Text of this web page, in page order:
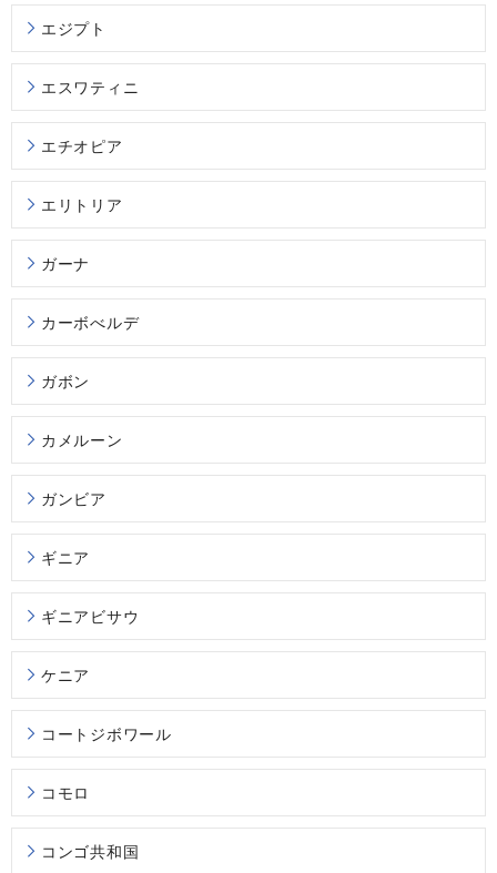
エジプト
エスワティニ
エチオピア
エリトリア
ガーナ
カーボべルデ
ガボン
カメルーン
ガンビア
ギニア
ギニアビサウ
ケニア
コートジボワール
コモロ
コンゴ共和国